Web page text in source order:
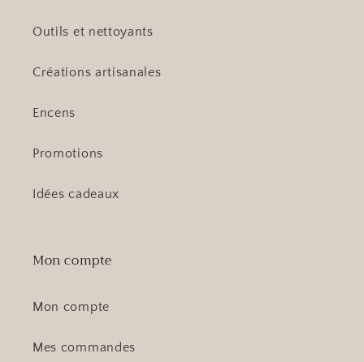
Outils et nettoyants
Créations artisanales
Encens
Promotions
Idées cadeaux
Mon compte
Mon compte
Mes commandes